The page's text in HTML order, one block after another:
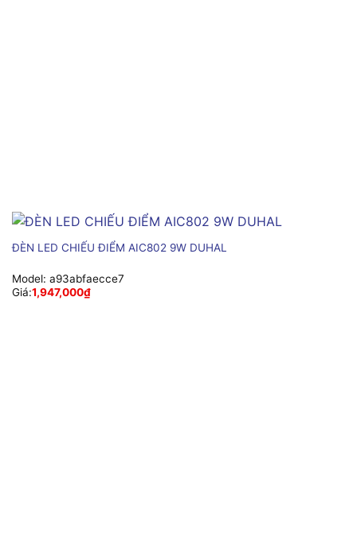
ĐÈN LED CHIẾU ĐIỂM AIC802 9W DUHAL
Model: a93abfaecce7
Giá:1,947,000₫